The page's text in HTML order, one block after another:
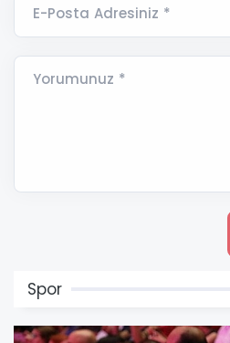
E-Posta Adresiniz *
Yorumunuz *
Spor